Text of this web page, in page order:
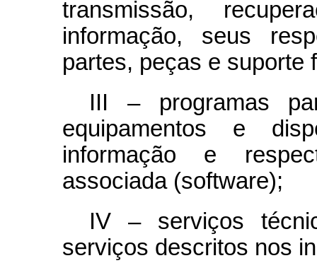
transmissão,
informação, seus
partes, peças e suporte
III – programas
equipamentos e
informação e
associada (software);
IV – serviços
serviços descritos nos